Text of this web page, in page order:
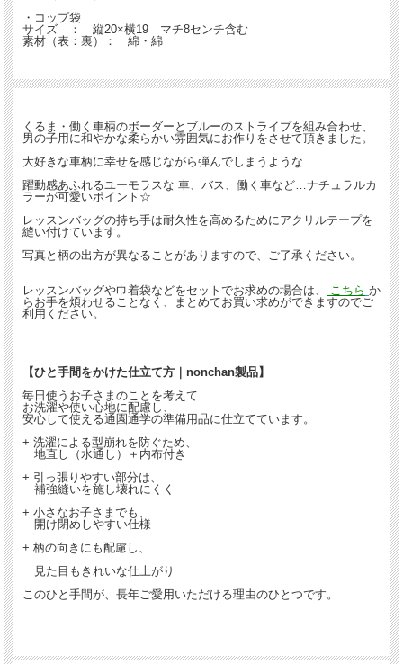
・コップ袋
サイズ ： 縦20×横19 マチ8センチ含む
素材（表：裏）： 綿・綿
くるま・働く車柄のボーダーとブルーのストライプを組み合わせ、
男の子用に和やかな柔らかい雰囲気にお作りをさせて頂きました。
大好きな車柄に幸せを感じながら弾んでしまうような
躍動感あふれるユーモラスな 車、バス、働く車など…ナチュラルカ
ラーが可愛いポイント☆
レッスンバッグの持ち手は耐久性を高めるためにアクリルテープを
縫い付けています。
写真と柄の出方が異なることがありますので、ご了承ください。
レッスンバッグや巾着袋などをセットでお求めの場合は、 こちら か
らお手を煩わせることなく、まとめてお買い求めができますのでご
利用ください。
【ひと手間をかけた仕立て方｜nonchan製品】
毎日使うお子さまのことを考えて
お洗濯や使い心地に配慮し、
安心して使える通園通学の準備用品に仕立てています。
+ 洗濯による型崩れを防ぐため、
地直し（水通し）＋内布付き
+ 引っ張りやすい部分は、
補強縫いを施し壊れにくく
+ 小さなお子さまでも、
開け閉めしやすい仕様
+ 柄の向きにも配慮し、
見た目もきれいな仕上がり
このひと手間が、長年ご愛用いただける理由のひとつです。